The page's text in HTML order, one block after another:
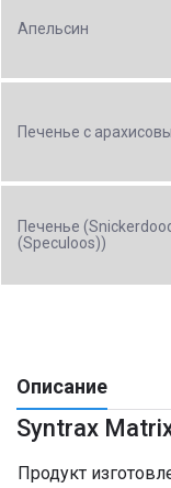
Апельсин
Печенье с
Печенье
(Speculoos))
Описание
Syntrax
Продукт